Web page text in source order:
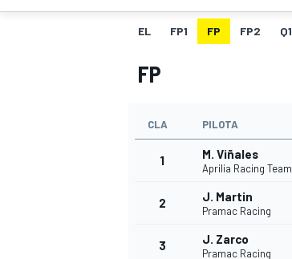
WRC
EL FP1 FP FP2 Q1
FP
CLA PILOTA
1 M. Viñales
Aprilia Racing Team
2 J. Martin
Pramac Racing
3 J. Zarco
Pramac Racing